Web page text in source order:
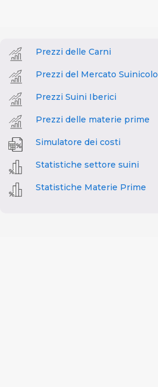
Prezzi delle Carni
Prezzi del Mercato Suinicolo
Prezzi Suini Iberici
Prezzi delle materie prime
Simulatore dei costi
Statistiche settore suini
Statistiche Materie Prime